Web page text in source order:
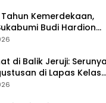
Tahun Kemerdekaan,
Budi Hardiono
Salurkan Bantuan
di Balik Jeruji: Serunya
di Lapas Kelas